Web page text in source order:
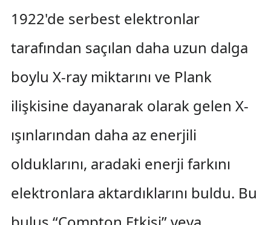
1922'de serbest elektronlar
tarafından saçılan daha uzun dalga
boylu X-ray miktarını ve Plank
ilişkisine dayanarak olarak gelen X-
ışınlarından daha az enerjili
olduklarını, aradaki enerji farkını
elektronlara aktardıklarını buldu. Bu